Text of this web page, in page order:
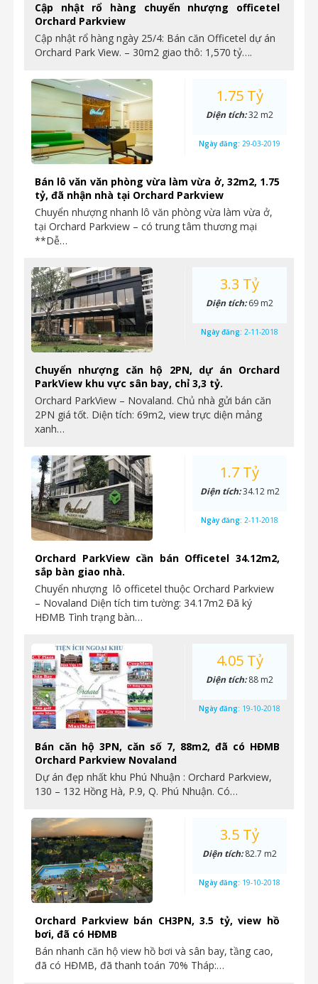
Cập nhật rổ hàng chuyển nhượng officetel
Orchard Parkview
Cập nhật rổ hàng ngày 25/4: Bán căn Officetel dự án
Orchard Park View. – 30m2 giao thô: 1,570 tỷ….
Bán lô văn văn phòng vừa làm vừa ở, 32m2, 1.75
tỷ, đã nhận nhà tại Orchard Parkview
Chuyển nhượng nhanh lô văn phòng vừa làm vừa ở,
tại Orchard Parkview – có trung tâm thương mại
**Dễ…
1.75 Tỷ
Diện tích:32 m2
Ngày đăng: 29-03-2019
Chuyển nhượng căn hộ 2PN, dự án Orchard
ParkView khu vực sân bay, chỉ 3,3 tỷ.
Orchard ParkView – Novaland. Chủ nhà gửi bán căn
2PN giá tốt. Diện tích: 69m2, view trực diện mảng
xanh…
3.3 Tỷ
Diện tích:69 m2
Ngày đăng: 2-11-2018
Orchard ParkView cần bán Officetel 34.12m2,
sắp bàn giao nhà.
Chuyển nhượng lô officetel thuộc Orchard Parkview
– Novaland Diện tích tim tường: 34.17m2 Đã ký
HĐMB Tình trạng bàn…
1.7 Tỷ
Diện tích:34.12 m2
Ngày đăng: 2-11-2018
Bán căn hộ 3PN, căn số 7, 88m2, đã có HĐMB
Orchard Parkview Novaland
Dự án đẹp nhất khu Phú Nhuận : Orchard Parkview,
130 – 132 Hồng Hà, P.9, Q. Phú Nhuận. Có…
4.05 Tỷ
Diện tích:88 m2
Ngày đăng: 19-10-2018
Orchard Parkview bán CH3PN, 3.5 tỷ, view hồ
bơi, đã có HĐMB
Bán nhanh căn hộ view hồ bơi và sân bay, tầng cao,
đã có HĐMB, đã thanh toán 70% Tháp:…
3.5 Tỷ
Diện tích:82.7 m2
Ngày đăng: 19-10-2018